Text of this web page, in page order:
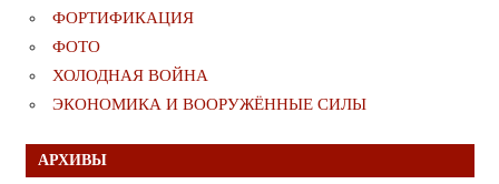
ФОРТИФИКАЦИЯ
ФОТО
ХОЛОДНАЯ ВОЙНА
ЭКОНОМИКА И ВООРУЖЁННЫЕ СИЛЫ
АРХИВЫ